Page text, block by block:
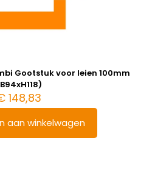
Gootstuk voor leien 100mm
148,83
aan winkelwagen